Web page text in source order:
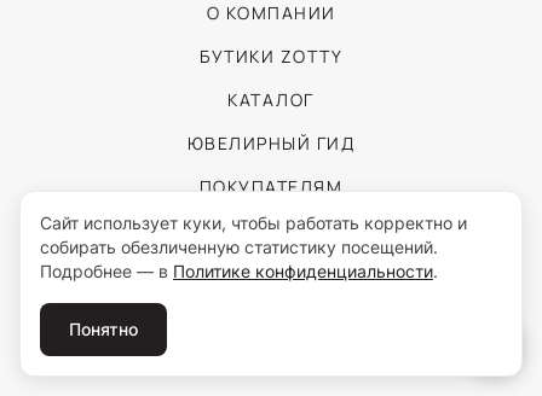
О КОМПАНИИ
БУТИКИ ZOTTY
КАТАЛОГ
ЮВЕЛИРНЫЙ ГИД
ПОКУПАТЕЛЯМ
Пользуясь сайтом, вы соглашаетесь с обработкой персональных данных
© 2026 ZOTTY · ИП Самойлова И.С.
Сайт использует куки, чтобы работать корректно и
собирать обезличенную статистику посещений.
Подробнее — в Политике конфиденциальности.
Понятно